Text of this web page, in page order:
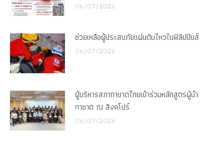
06/07/2026
ช่วยเหลือผู้ประสบภัยแผ่นดินไหวในฟิลิปปินส์
06/07/2026
ผู้บริหารสภากาชาดไทยเข้าร่วมหลักสูตรผู้นำ
กาชาด ณ สิงคโปร์
06/07/2026